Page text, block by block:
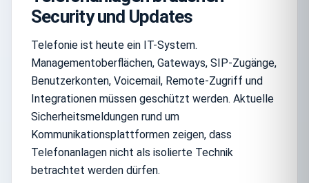
Security und Updates
Telefonie ist heute ein IT-System.
Managementoberflächen, Gateways, SIP-Zugänge,
Benutzerkonten, Voicemail, Remote-Zugriff und
Integrationen müssen geschützt werden. Aktuelle
Sicherheitsmeldungen rund um
Kommunikationsplattformen zeigen, dass
Telefonanlagen nicht als isolierte Technik
betrachtet werden dürfen.